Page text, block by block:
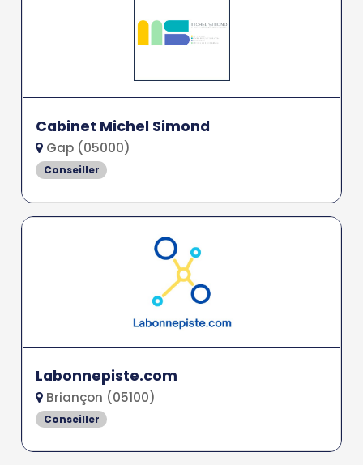
Cabinet Michel Simond
Gap (05000)
Conseiller
Labonnepiste.com
Briançon (05100)
Conseiller